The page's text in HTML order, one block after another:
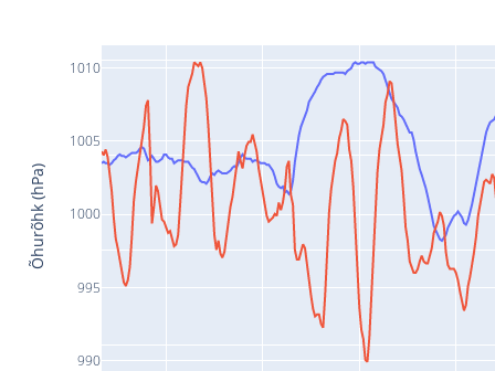
990
995
1000
1005
1010
Õhurõhk (hPa)